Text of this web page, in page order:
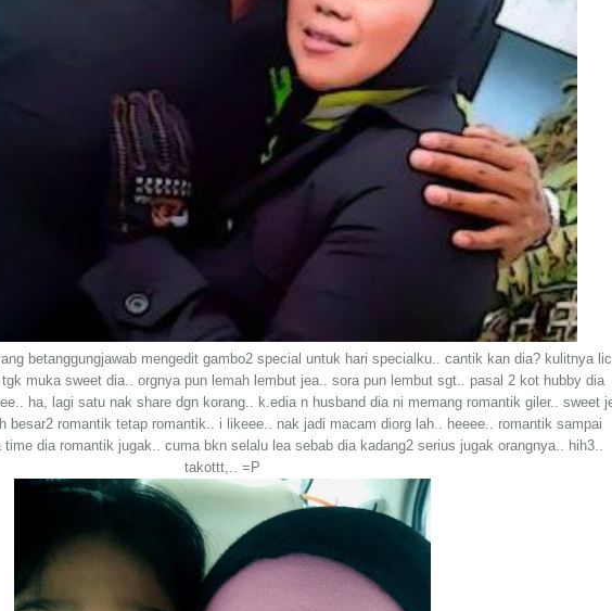
betanggungjawab mengedit gambo2 special untuk hari specialku.. cantik kan dia? kulitnya
muka sweet dia.. orgnya pun lemah lembut jea.. sora pun lembut sgt.. pasal 2 kot hubby dia
ha, lagi satu nak share dgn korang.. k.edia n husband dia ni memang romantik giler.. sweet
besar2 romantik tetap romantik.. i likeee.. nak jadi macam diorg lah.. heeee.. romantik sampai
time dia romantik jugak.. cuma bkn selalu lea sebab dia kadang2 serius jugak orangnya.. hih3..
takottt,.. =P